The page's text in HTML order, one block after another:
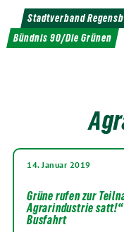
Weiter
zum
Inhalt
Stadtverband
Bündnis 90/Die Grünen
14. Januar 2019
Grüne rufen zur
Agrarindustrie
Busfahrt